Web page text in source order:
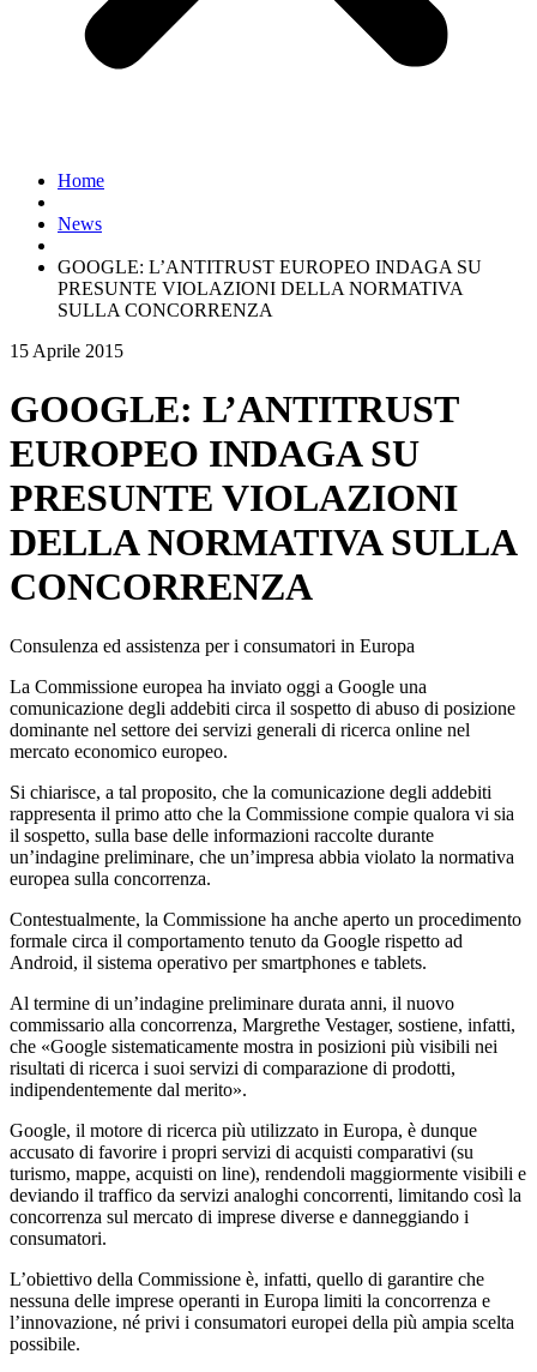
Home
News
GOOGLE: L’ANTITRUST EUROPEO INDAGA SU
PRESUNTE VIOLAZIONI DELLA NORMATIVA
SULLA CONCORRENZA
15 Aprile 2015
GOOGLE: L’ANTITRUST
EUROPEO INDAGA SU
PRESUNTE VIOLAZIONI
DELLA NORMATIVA SULLA
CONCORRENZA
Consulenza ed assistenza per i consumatori in Europa
La Commissione europea ha inviato oggi a Google una
comunicazione degli addebiti circa il sospetto di abuso di posizione
dominante nel settore dei servizi generali di ricerca online nel
mercato economico europeo.
Si chiarisce, a tal proposito, che la comunicazione degli addebiti
rappresenta il primo atto che la Commissione compie qualora vi sia
il sospetto, sulla base delle informazioni raccolte durante
un’indagine preliminare, che un’impresa abbia violato la normativa
europea sulla concorrenza.
Contestualmente, la Commissione ha anche aperto un procedimento
formale circa il comportamento tenuto da Google rispetto ad
Android, il sistema operativo per smartphones e tablets.
Al termine di un’indagine preliminare durata anni, il nuovo
commissario alla concorrenza, Margrethe Vestager, sostiene, infatti,
che «Google sistematicamente mostra in posizioni più visibili nei
risultati di ricerca i suoi servizi di comparazione di prodotti,
indipendentemente dal merito».
Google, il motore di ricerca più utilizzato in Europa, è dunque
accusato di favorire i propri servizi di acquisti comparativi (su
turismo, mappe, acquisti on line), rendendoli maggiormente visibili e
deviando il traffico da servizi analoghi concorrenti, limitando così la
concorrenza sul mercato di imprese diverse e danneggiando i
consumatori.
L’obiettivo della Commissione è, infatti, quello di garantire che
nessuna delle imprese operanti in Europa limiti la concorrenza e
l’innovazione, né privi i consumatori europei della più ampia scelta
possibile.